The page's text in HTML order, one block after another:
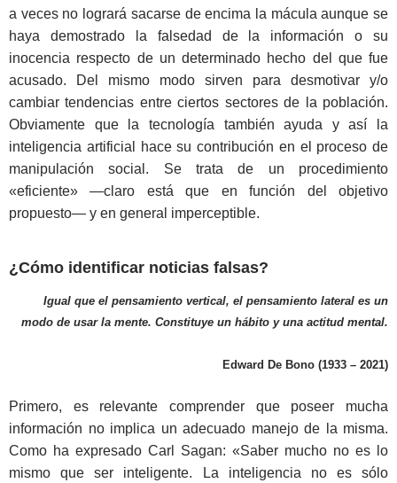
a veces no logrará sacarse de encima la mácula aunque se
haya demostrado la falsedad de la información o su
inocencia respecto de un determinado hecho del que fue
acusado. Del mismo modo sirven para desmotivar y/o
cambiar tendencias entre ciertos sectores de la población.
Obviamente que la tecnología también ayuda y así la
inteligencia artificial hace su contribución en el proceso de
manipulación social. Se trata de un procedimiento
«eficiente» ―claro está que en función del objetivo
propuesto― y en general imperceptible.
¿Cómo identificar noticias falsas?
Igual que el pensamiento vertical, el pensamiento lateral es un
modo de usar la mente. Constituye un hábito y una actitud mental.
Edward De Bono (1933 – 2021)
Primero, es relevante comprender que poseer mucha
información no implica un adecuado manejo de la misma.
Como ha expresado Carl Sagan: «Saber mucho no es lo
mismo que ser inteligente. La inteligencia no es sólo